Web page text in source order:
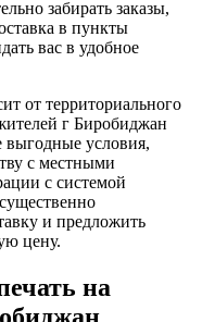
забирать заказы,
в пункты
вас в удобное
от территориального
г Биробиджан
выгодные условия,
с местными
с системой
и предложить
цену.
на